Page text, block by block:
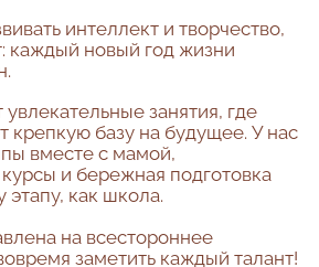
интеллект и творчество,
каждый новый год жизни
занятия, где
крепкую базу на будущее. У нас
вместе с мамой,
и бережная подготовка
как школа.
на всестороннее
заметить каждый талант!